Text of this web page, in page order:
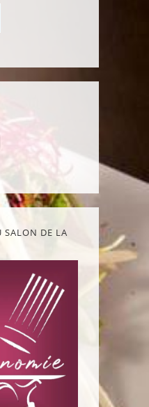
SALON DE LA